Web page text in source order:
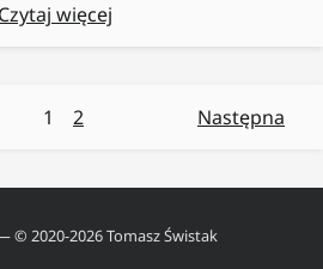
Czytaj więcej
1 2 Następna
© 2020-2026Tomasz Świstak